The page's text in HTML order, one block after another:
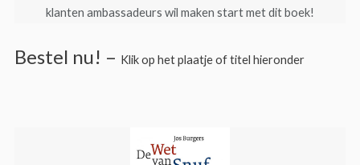
klanten ambassadeurs wil maken start met dit boek!
Bestel nu! – Klik op het plaatje of titel hieronder